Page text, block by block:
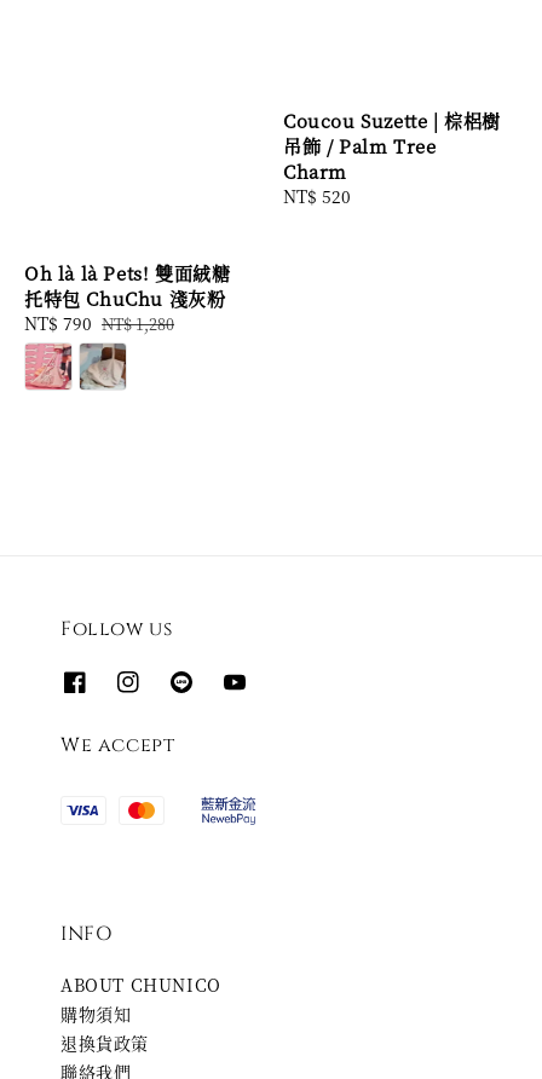
Oh là là Pets! 雙面絨糖
托特包 ChuChu 淺灰粉
Sale
price
NT$ 790 Regular
price
NT$ 1,280
Coucou Suzette | 棕梠樹
吊飾 / Palm Tree
Charm
Regular
NT$ 520
Follow us
We accept
INFO
ABOUT CHUNICO
購物須知
退換貨政策
聯絡我們